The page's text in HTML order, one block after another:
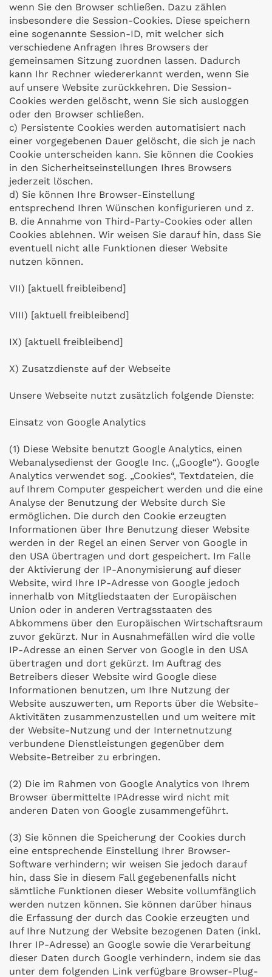
wenn Sie den Browser schließen. Dazu zählen
insbesondere die Session-Cookies. Diese speichern
eine sogenannte Session-ID, mit welcher sich
verschiedene Anfragen Ihres Browsers der
gemeinsamen Sitzung zuordnen lassen. Dadurch
kann Ihr Rechner wiedererkannt werden, wenn Sie
auf unsere Website zurückkehren. Die Session-
Cookies werden gelöscht, wenn Sie sich ausloggen
oder den Browser schließen.
c) Persistente Cookies werden automatisiert nach
einer vorgegebenen Dauer gelöscht, die sich je nach
Cookie unterscheiden kann. Sie können die Cookies
in den Sicherheitseinstellungen Ihres Browsers
jederzeit löschen.
d) Sie können Ihre Browser-Einstellung
entsprechend Ihren Wünschen konfigurieren und z.
B. die Annahme von Third-Party-Cookies oder allen
Cookies ablehnen. Wir weisen Sie darauf hin, dass Sie
eventuell nicht alle Funktionen dieser Website
nutzen können.
VII) [aktuell freibleibend]
VIII) [aktuell freibleibend]
IX) [aktuell freibleibend]
X) Zusatzdienste auf der Webseite
Unsere Webseite nutzt zusätzlich folgende Dienste:
Einsatz von Google Analytics
(1) Diese Website benutzt Google Analytics, einen
Webanalysedienst der Google Inc. („Google“). Google
Analytics verwendet sog. „Cookies“, Textdateien, die
auf Ihrem Computer gespeichert werden und die eine
Analyse der Benutzung der Website durch Sie
ermöglichen. Die durch den Cookie erzeugten
Informationen über Ihre Benutzung dieser Website
werden in der Regel an einen Server von Google in
den USA übertragen und dort gespeichert. Im Falle
der Aktivierung der IP-Anonymisierung auf dieser
Website, wird Ihre IP-Adresse von Google jedoch
innerhalb von Mitgliedstaaten der Europäischen
Union oder in anderen Vertragsstaaten des
Abkommens über den Europäischen Wirtschaftsraum
zuvor gekürzt. Nur in Ausnahmefällen wird die volle
IP-Adresse an einen Server von Google in den USA
übertragen und dort gekürzt. Im Auftrag des
Betreibers dieser Website wird Google diese
Informationen benutzen, um Ihre Nutzung der
Website auszuwerten, um Reports über die Website-
Aktivitäten zusammenzustellen und um weitere mit
der Website-Nutzung und der Internetnutzung
verbundene Dienstleistungen gegenüber dem
Website-Betreiber zu erbringen.
(2) Die im Rahmen von Google Analytics von Ihrem
Browser übermittelte IPAdresse wird nicht mit
anderen Daten von Google zusammengeführt.
(3) Sie können die Speicherung der Cookies durch
eine entsprechende Einstellung Ihrer Browser-
Software verhindern; wir weisen Sie jedoch darauf
hin, dass Sie in diesem Fall gegebenenfalls nicht
sämtliche Funktionen dieser Website vollumfänglich
werden nutzen können. Sie können darüber hinaus
die Erfassung der durch das Cookie erzeugten und
auf Ihre Nutzung der Website bezogenen Daten (inkl.
Ihrer IP-Adresse) an Google sowie die Verarbeitung
dieser Daten durch Google verhindern, indem sie das
unter dem folgenden Link verfügbare Browser-Plug-